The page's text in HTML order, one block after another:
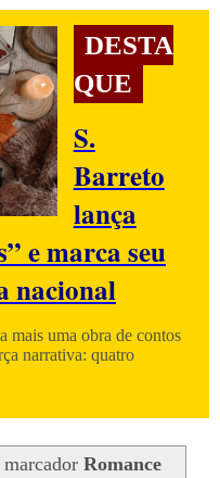
DESTA
QUE
S.
Barreto
lança
e marca seu
nacional
mais uma obra de contos
narrativa: quatro
Romance